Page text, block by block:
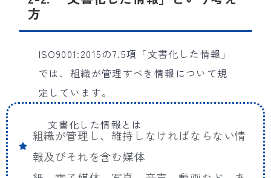
方
ISO9001:2015の7.5項「文書化した情報」
では、組織が管理すべき情報について規
定しています。
文書化した情報とは
組織が管理し、維持しなければならない情
報及びそれを含む媒体